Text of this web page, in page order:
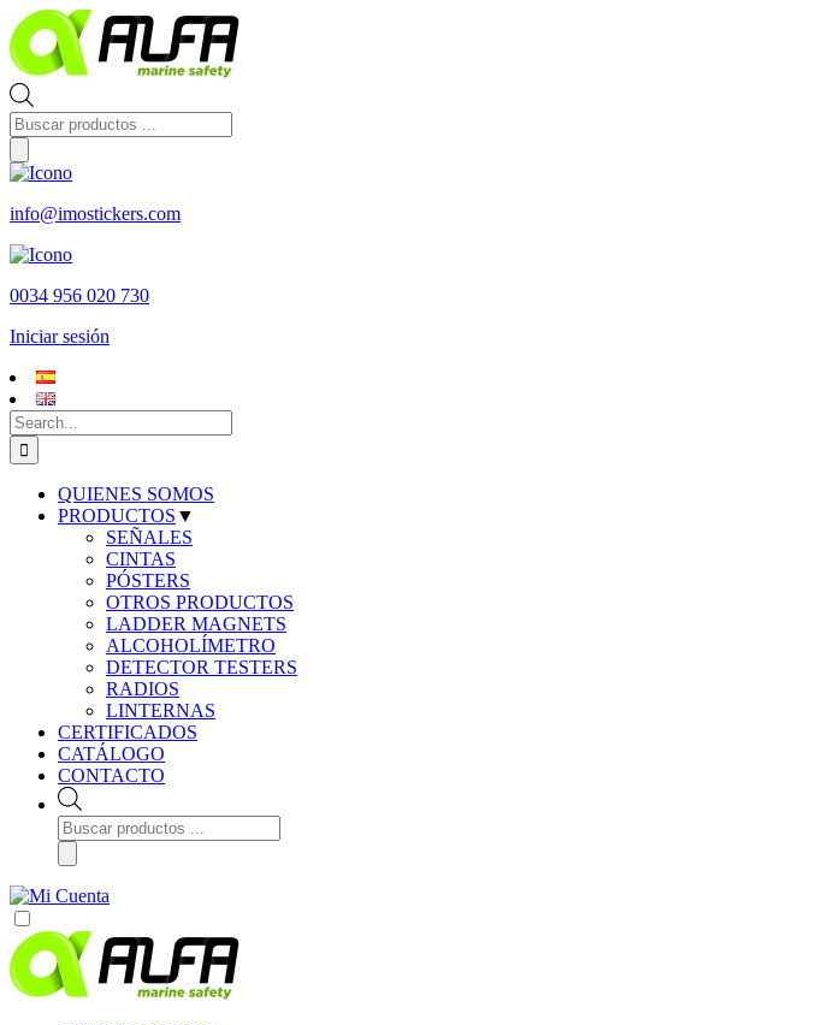
Skip
to
content
Búsqueda
de
productos
info@imostickers.com
0034 956 020 730
Iniciar sesión
Search
for:
QUIENES SOMOS
PRODUCTOS ▼
SEÑALES
CINTAS
PÓSTERS
OTROS PRODUCTOS
LADDER MAGNETS
ALCOHOLÍMETRO
DETECTOR TESTERS
RADIOS
LINTERNAS
CERTIFICADOS
CATÁLOGO
CONTACTO
Búsqueda
de
productos